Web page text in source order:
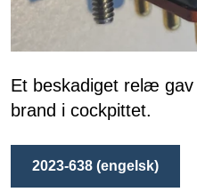
Et beskadiget relæ
brand i cockpittet.
2023-638 (engelsk)